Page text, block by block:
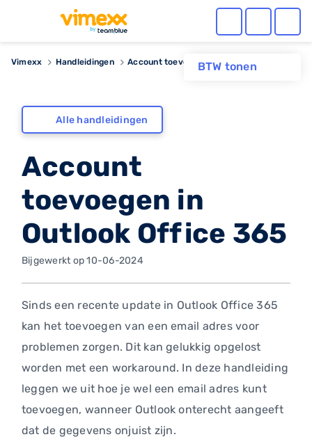
BTW tonen
Vimexx Handleidingen Account toevoegen in Outlook Office 365
Alle handleidingen
Account
toevoegen in
Outlook Office 365
Bijgewerkt op 10-06-2024
Sinds een recente update in Outlook Office 365
kan het toevoegen van een email adres voor
problemen zorgen. Dit kan gelukkig opgelost
worden met een workaround. In deze handleiding
leggen we uit hoe je wel een email adres kunt
toevoegen, wanneer Outlook onterecht aangeeft
dat de gegevens onjuist zijn.